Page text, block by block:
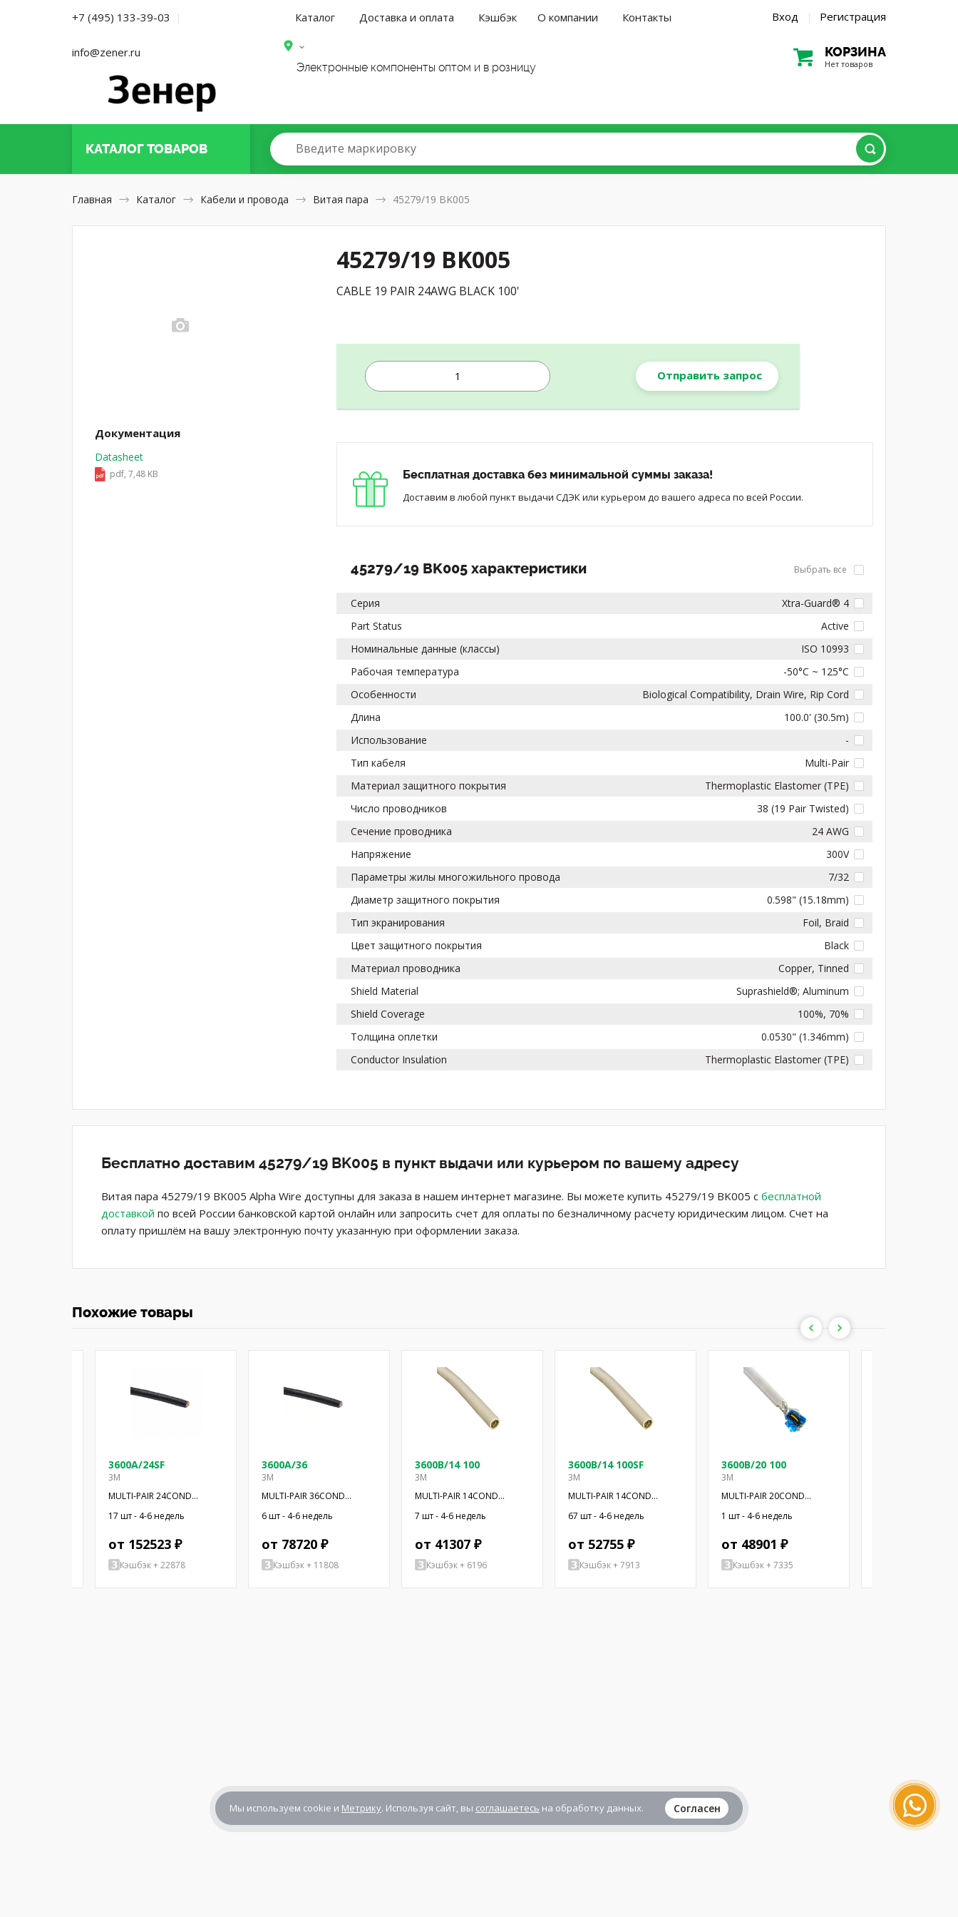
+7 (495) 133-39-03 |
info@zener.ru
Каталог Доставка и оплата Кэшбэк О компании Контакты Вход | Регистрация
Электронные компоненты оптом и в розницу
КОРЗИНА
Нет товаров
КАТАЛОГТОВАРОВ Введите маркировку
Главная Каталог Кабели и провода Витая пара 45279/19 BK005
45279/19 BK005
CABLE 19 PAIR 24AWG BLACK 100'
Отправить запрос
Бесплатная доставка без минимальной суммы заказа!
Доставим в любой пункт выдачи СДЭК или курьером до вашего адреса по всей России.
45279/19 BK005 характеристики Выбрать все
Серия
Xtra-Guard® 4
Part Status
Active
Номинальные данные (классы)
ISO 10993
Рабочая температура
-50°C ~ 125°C
Особенности
Biological Compatibility, Drain Wire, Rip Cord
Длина
100.0' (30.5m)
Использование
-
Тип кабеля
Multi-Pair
Материал защитного покрытия
Thermoplastic Elastomer (TPE)
Число проводников
38 (19 Pair Twisted)
Сечение проводника
24 AWG
Напряжение
300V
Параметры жилы многожильного провода
7/32
Диаметр защитного покрытия
0.598" (15.18mm)
Тип экранирования
Foil, Braid
Цвет защитного покрытия
Black
Материал проводника
Copper, Tinned
Shield Material
Suprashield®; Aluminum
Shield Coverage
100%, 70%
Толщина оплетки
0.0530" (1.346mm)
Conductor Insulation
Thermoplastic Elastomer (TPE)
Документация
Datasheet
pdf, 7,48 KB
Бесплатно доставим 45279/19 BK005 в пункт выдачи или курьером по вашему адресу
Витая пара 45279/19 BK005 Alpha Wire доступны для заказа в нашем интернет магазине. Вы можете купить 45279/19 BK005 с бесплатной
доставкой по всей России банковской картой онлайн или запросить счет для оплаты по безналичному расчету юридическим лицом. Счет на
оплату пришлём на вашу электронную почту указанную при оформлении заказа.
Похожие товары
3600A/24SF
3M
MULTI-PAIR 24COND
28AWG BLK 100'
17 шт - 4-6 недель
от 152523 ₽
Кэшбэк + 22878
3600A/36
3M
MULTI-PAIR 36COND
28AWG BLK 100'
6 шт - 4-6 недель
от 78720 ₽
Кэшбэк + 11808
3600B/14 100
3M
MULTI-PAIR 14COND
28AWG 100'
7 шт - 4-6 недель
от 41307 ₽
Кэшбэк + 6196
3600B/14 100SF
3M
MULTI-PAIR 14COND
28AWG 100'
67 шт - 4-6 недель
от 52755 ₽
Кэшбэк + 7913
3600B/20 100
3M
MULTI-PAIR 20COND
28AWG 100'
1 шт - 4-6 недель
от 48901 ₽
Кэшбэк + 7335
Мы используем cookie и Метрику. Используя сайт, вы соглашаетесь на обработку данных. Согласен